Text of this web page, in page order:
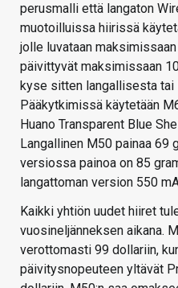
perusmalli että langaton
muotoilluissa hiirissä
jolle luvataan
päivittyvät maksimissaan
kyse sitten langallisesta
Pääkytkimissä käytetään
Huano Transparent Blue
Langallinen M50 painaa 69
versiossa painoa on 85
langattoman version 550
Kaikki yhtiön uudet hiiret
vuosineljänneksen aikana.
verottomasti 99 dollariin,
päivitysnopeuteen yltävät